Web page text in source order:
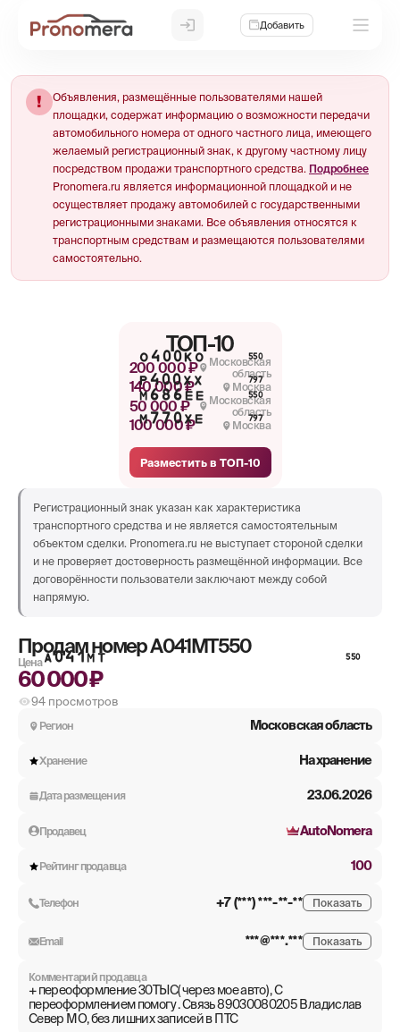
Добавить
!
Объявления, размещённые пользователями нашей
площадки, содержат информацию о возможности передачи
автомобильного номера от одного частного лица, имеющего
желаемый регистрационный знак, к другому частному лицу
посредством продажи транспортного средства. Подробнее
Pronomera.ru является информационной площадкой и не
осуществляет продажу автомобилей с государственными
регистрационными знаками. Все объявления относятся к
транспортным средствам и размещаются пользователями
самостоятельно.
Регистрационный знак указан как характеристика
транспортного средства и не является самостоятельным
объектом сделки. Pronomera.ru не выступает стороной сделки
и не проверяет достоверность размещённой информации. Все
договорённости пользователи заключают между собой
напрямую.
Продам номерА041МТ550
А041МТ 550
Цена
60 000 ₽
94 просмотров
Регион Московская область
Хранение На хранение
Дата размещения 23.06.2026
Продавец AutoNomera
Рейтинг продавца 100
Телефон +7 (***) ***-**-** Показать
Email ***@***.*** Показать
Комментарий продавца
+ переоформление 30ТЫС( через мое авто) , С
переоформлением помогу . Связь 89030080205 Владислав
Север МО, без лишних записей в ПТС
ТОП-10
О400КО 550
200 000 ₽
Московская
область
Р400ХХ 797
140 000 ₽ Москва
М686ЕЕ 550
50 000 ₽
Московская
область
М770ХЕ 797
100 000 ₽ Москва
Разместить в ТОП-10